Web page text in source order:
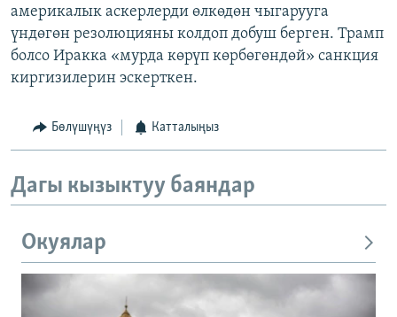
америкалык аскерлерди өлкөдөн чыгарууга
үндөгөн резолюцияны колдоп добуш берген. Трамп
болсо Иракка «мурда көрүп көрбөгөндөй» санкция
киргизилерин эскерткен.
Бөлүшүңүз Катталыңыз
Дагы кызыктуу баяндар
Окуялар